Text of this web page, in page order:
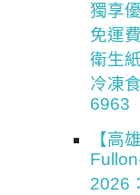
獨享
免運
衛生
冷凍
6963
【高
2026